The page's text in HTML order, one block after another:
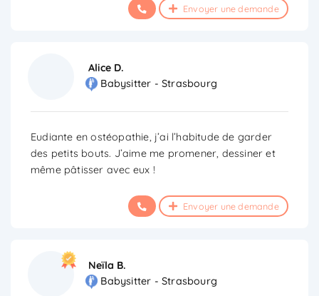
Envoyer une demande
Alice D.
Babysitter - Strasbourg
Eudiante en ostéopathie, j’ai l’habitude de garder
des petits bouts. J’aime me promener, dessiner et
même pâtisser avec eux !
Envoyer une demande
Neïla B.
Babysitter - Strasbourg